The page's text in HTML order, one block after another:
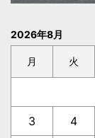
2026年8月
月 火
3 4